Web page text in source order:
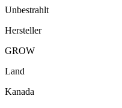
Unbestrahlt
Hersteller
GROW
Land
Kanada